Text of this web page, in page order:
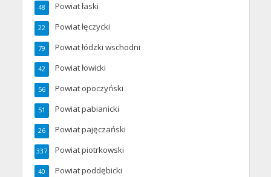
Powiat łaski
48
Powiat łęczycki
22
Powiat łódzki wschodni
79
Powiat łowicki
42
Powiat opoczyński
56
Powiat pabianicki
51
Powiat pajęczański
26
Powiat piotrkowski
337
Powiat poddębicki
40